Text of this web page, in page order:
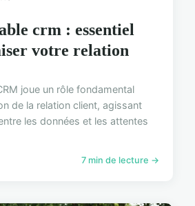
crm : essentiel
votre relation
joue un rôle fondamental
de la relation client, agissant
les données et les attentes
7 min de lecture →